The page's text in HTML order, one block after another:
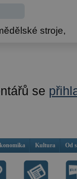
stroje,
se
Kultura Od